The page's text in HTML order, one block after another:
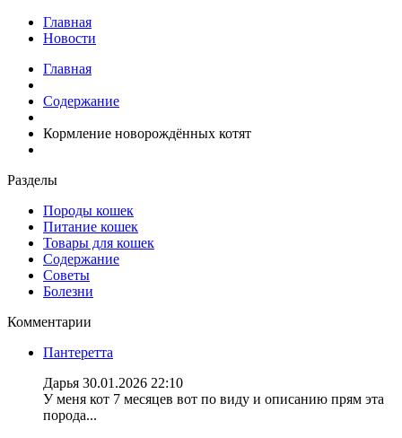
Главная
Новости
Главная
Содержание
Кормление новорождённых котят
Разделы
Породы кошек
Питание кошек
Товары для кошек
Содержание
Советы
Болезни
Комментарии
Пантеретта
Дарья 30.01.2026 22:10
У меня кот 7 месяцев вот по виду и описанию прям эта
порода...